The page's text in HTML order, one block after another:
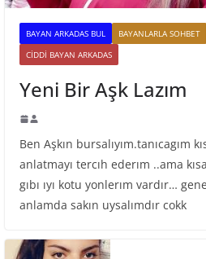
BAYAN ARKADAS BUL
BAYANLARLA SOHBET
CIDDI BAYAN ARKADAS
Yeni Bir Aşk Lazım
Ben Aşkın bursalıyım.tanıcagım
anlatmayı tercıh ederım ..ama
gıbı ıyı kotu yonlerım vardır…
anlamda sakın uysalımdır cokk